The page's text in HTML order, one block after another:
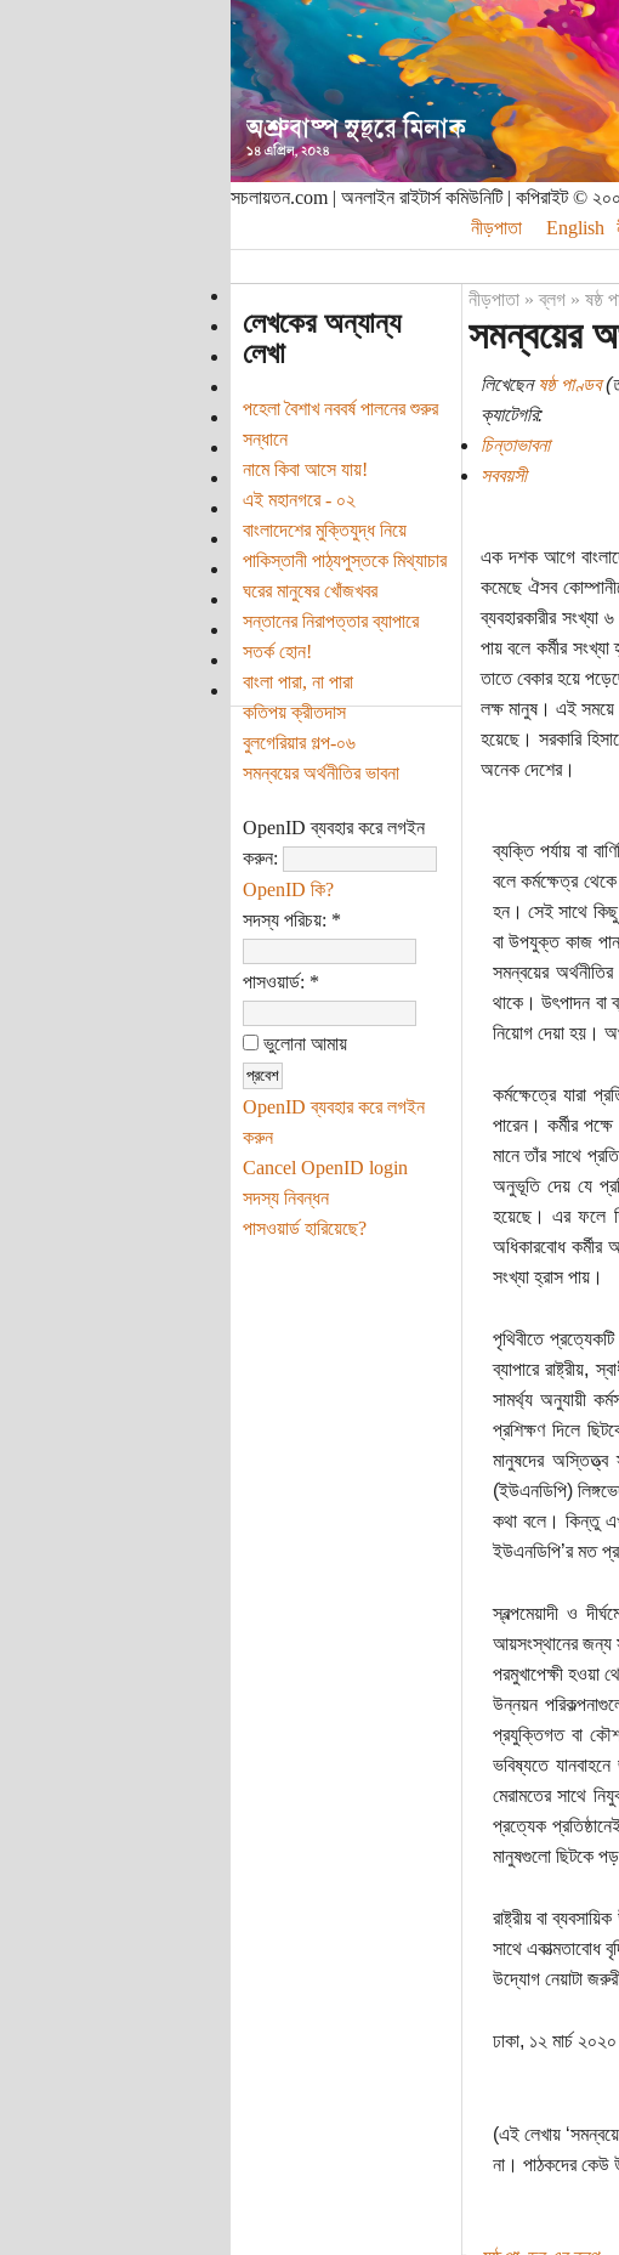
সচলায়তন.com | অনলাইন রাইটার্স কমিউনিটি | কপিরাইট ©
নীড়পাতা
English
লেখকের অন্যান্য
লেখা
পহেলা বৈশাখ নববর্ষ পালনের শুরুর
সন্ধানে
নামে কিবা আসে যায়!
এই মহানগরে - ০২
বাংলাদেশের মুক্তিযুদ্ধ নিয়ে
পাকিস্তানী পাঠ্যপুস্তকে মিথ্যাচার
ঘরের মানুষের খোঁজখবর
সন্তানের নিরাপত্তার ব্যাপারে
সতর্ক হোন!
বাংলা পারা, না পারা
কতিপয় ক্রীতদাস
বুলগেরিয়ার গল্প-০৬
সমন্বয়ের অর্থনীতির ভাবনা
OpenID ব্যবহার করে লগইন
করুন:
OpenID কি?
সদস্য পরিচয়: *
পাসওয়ার্ড: *
ভুলোনা আমায়
OpenID ব্যবহার করে লগইন
করুন
Cancel OpenID login
সদস্য নিবন্ধন
পাসওয়ার্ড হারিয়েছে?
নীড়পাতা»ব্লগ» ষষ্ঠ
সমন্বয়ের
লিখেছেনষষ্ঠ পাণ্ডব
ক্যাটেগরি:
চিন্তাভাবনা
সববয়সী
এক দশক আগে
কমেছে ঐসব
ব্যবহারকারীর
পায় বলে কর্মীর
তাতে বেকার হয়ে
লক্ষ মানুষ। এই সময়ে
হয়েছে। সরকারি
অনেক দেশের।
ব্যক্তি পর্যায় বা
বলে কর্মক্ষেত্র
হন। সেই সাথে
বা উপযুক্ত কাজ
সমন্বয়ের
থাকে। উৎপাদন বা
নিয়োগ দেয়া হয়।
কর্মক্ষেত্রে যারা
পারেন। কর্মীর
মানে তাঁর সাথে
অনুভূতি দেয় যে
হয়েছে। এর ফলে
অধিকারবোধ কর্মীর
সংখ্যা হ্রাস পায়।
পৃথিবীতে
ব্যাপারে রাষ্ট্রীয়,
সামর্থ্য অনুযায়ী
প্রশিক্ষণ দিলে
মানুষদের
(ইউএনডিপি)
কথা বলে। কিন্তু
ইউএনডিপি’র মত
স্বল্পমেয়াদী ও
আয়সংস্থানের জন্য
পরমুখাপেক্ষী হওয়া
উন্নয়ন
প্রযুক্তিগত বা
ভবিষ্যতে যানবাহনে
মেরামতের সাথে
প্রত্যেক
মানুষগুলো ছিটকে
রাষ্ট্রীয় বা
সাথে একাত্মতাবোধ
উদ্যোগ নেয়াটা
ঢাকা, ১২ মার্চ ২০২০
(এই লেখায়
না। পাঠকদের কেউ